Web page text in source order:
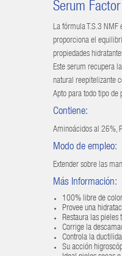
Serum
La fórmula T.S.3
proporciona el
propiedades
Este serum recupera
natural reepitelizante
Apto para todo tipo de
Contiene:
Aminoácidos al 26%,
Modo de empleo:
Extender sobre las
Más Información:
100% libre de
Provee una
Restaura las pieles
Corrige la
Controla la
Su acción